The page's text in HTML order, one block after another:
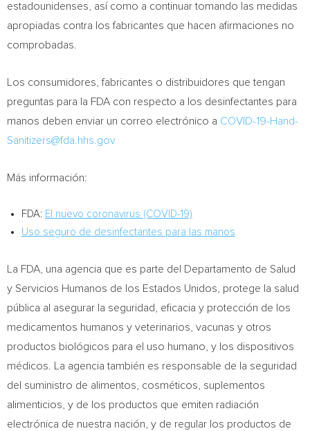
estadounidenses, así como a continuar tomando las medidas
apropiadas contra los fabricantes que hacen afirmaciones no
comprobadas.
Los consumidores, fabricantes o distribuidores que tengan
preguntas para la FDA con respecto a los desinfectantes para
manos deben enviar un correo electrónico a COVID-19-Hand-
Sanitizers@fda.hhs.gov
Más información:
FDA: El nuevo coronavirus (COVID-19)
Uso seguro de desinfectantes para las manos
La FDA, una agencia que es parte del Departamento de Salud
y Servicios Humanos de los Estados Unidos, protege la salud
pública al asegurar la seguridad, eficacia y protección de los
medicamentos humanos y veterinarios, vacunas y otros
productos biológicos para el uso humano, y los dispositivos
médicos. La agencia también es responsable de la seguridad
del suministro de alimentos, cosméticos, suplementos
alimenticios, y de los productos que emiten radiación
electrónica de nuestra nación, y de regular los productos de